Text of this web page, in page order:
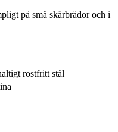
på små skärbrädor och i
rostfritt stål